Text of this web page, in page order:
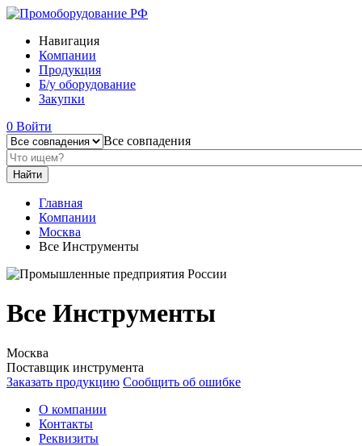
Навигация
Компании
Продукция
Б/у оборудование
Закупки
0 Войти
Все совпадения
Главная
Компании
Москва
Все Инструменты
Все Инструменты
Москва
Поставщик инструмента
Заказать продукцию Сообщить об ошибке
О компании
Контакты
Реквизиты